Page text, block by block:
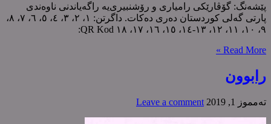
پێشه‌نگ: گۆڤارێکی رامیاری و رۆشنبیری‌یه‌ راگه‌یاندنی ناوه‌ندی
پارتی گه‌لی کوردستان ده‌ری ده‌کات. داگرتن: ١، ٢، ٣، ٤، ٥، ٦، ٧، ٨،
٩، ١٠، ١١، ١٢، ١٣-١٤، ١٥، ١٦، ١٧، ١٨ QR Kod:
Read More »
رابوون
ته‌مموز 1, 2019 Leave a comment